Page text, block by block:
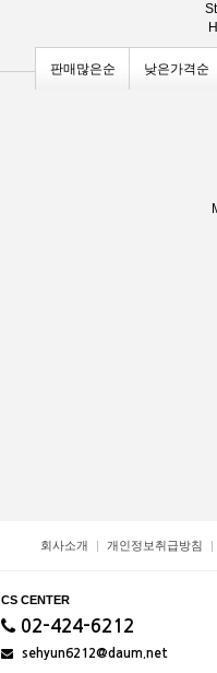
판매많은순 낮은가격순
회사소개 개인정보취급방침
CS CENTER
02-424-6212
sehyun6212@daum.net